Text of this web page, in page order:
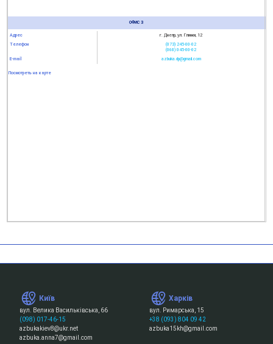
ОФИС 3
Адрес
г. Днепр, ул. Глинки, 12
Телефон
(073) 245-00-02
(068) 045-00-02
E-mail
azbuka.dp@gmail.com
Посмотреть на карте
Київ
вул. Велика Васильківська, 66
(098) 017-46-15
azbukakiev8@ukr.net
azbuka.anna7@gmail.com
Харків
вул. Римарська, 15
+38 (093) 804 09 42
azbuka15kh@gmail.com